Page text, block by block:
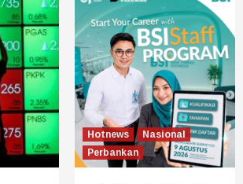
Hotnews
Nasional
Perbankan